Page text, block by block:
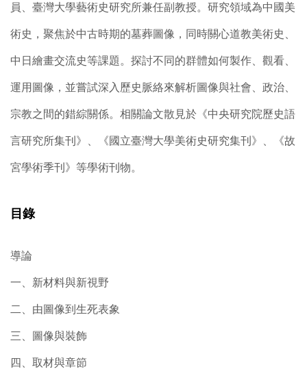
員、臺灣大學藝術史研究所兼任副教授。研究領域為中國美
術史，聚焦於中古時期的墓葬圖像，同時關心道教美術史、
中日繪畫交流史等課題。探討不同的群體如何製作、觀看、
運用圖像，並嘗試深入歷史脈絡來解析圖像與社會、政治、
宗教之間的錯綜關係。相關論文散見於《中央研究院歷史語
言研究所集刊》、《國立臺灣大學美術史研究集刊》、《故
宮學術季刊》等學術刊物。
目錄
導論
一、新材料與新視野
二、由圖像到生死表象
三、圖像與裝飾
四、取材與章節